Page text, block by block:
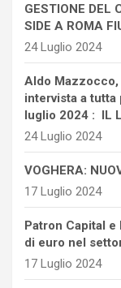
GESTIONE DEL
SIDE A ROMA
24 Luglio 2024
Aldo Mazzocco,
intervista a tutta
luglio 2024 : IL
24 Luglio 2024
VOGHERA:
17 Luglio 2024
Patron Capital
di euro nel
17 Luglio 2024